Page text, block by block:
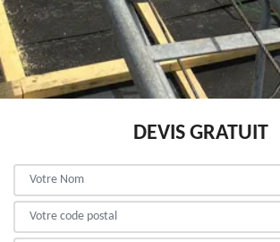
DEVIS GRATUIT